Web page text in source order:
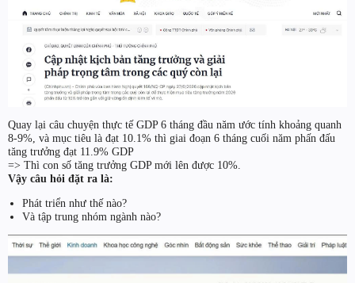
Quay lại câu chuyện thực tế GDP 6 tháng đầu năm ước tính khoảng quanh
8-9%, và mục tiêu là đạt 10.1% thì giai đoạn 6 tháng cuối năm phấn đấu
tăng trưởng đạt 11.9% GDP
=> Thì con số tăng trưởng GDP mới lên được 10%.
Vậy câu hỏi đặt ra là:
Phát triển như thế nào?
Và tập trung nhóm ngành nào?